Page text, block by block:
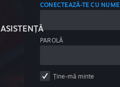
ASISTENȚĂ
CONECTEAZĂ-TE CU
PAROLĂ
Ține-mă minte